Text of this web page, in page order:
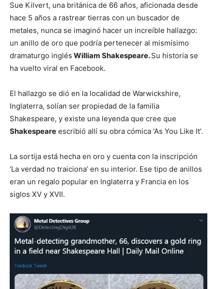
Sue Kilvert, una británica de 66 años, aficionada desde
hace 5 años a rastrear tierras con un buscador de
metales, nunca se imaginó hacer un increíble hallazgo:
un anillo de oro que podría pertenecer al mismísimo
dramaturgo inglés William Shakespeare.Su historia se
ha vuelto viral en Facebook.
El hallazgo se dió en la localidad de Warwickshire,
Inglaterra, solían ser propiedad de la familia
Shakespeare, y existe una leyenda que cree que
Shakespeare escribió allí su obra cómica ‘As You Like It’.
La sortija está hecha en oro y cuenta con la inscripción
‘La verdad no traiciona’ en su interior. Ese tipo de anillos
eran un regalo popular en Inglaterra y Francia en los
siglos XV y XVII.